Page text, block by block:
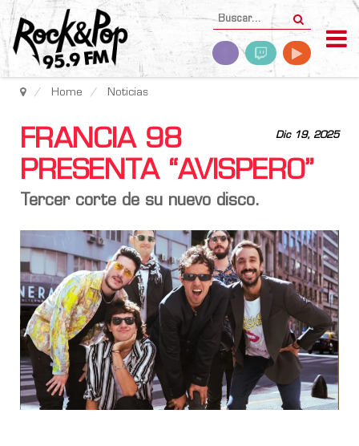
Home Noticias
Dic 19, 2025
FRANCIA 98
PRESENTA “AVISPERO”
Tercer corte de su nuevo disco.